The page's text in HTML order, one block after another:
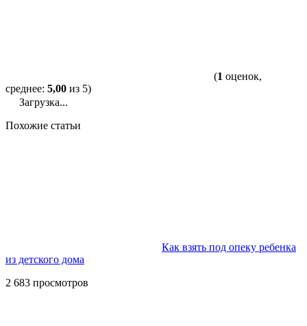
(1 оценок,
среднее: 5,00 из 5)
Загрузка...
Похожие статьи
Как взять под опеку ребенка
из детского дома
2 683 просмотров